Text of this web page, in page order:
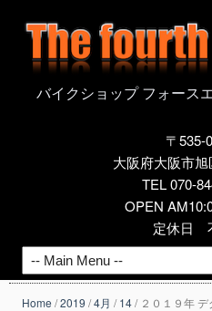
バイクショップ フォース
〒535-
大阪府大阪市
TEL 070-
OPEN
定休日
Home /2019 /4月 / 14/ ２０１９年